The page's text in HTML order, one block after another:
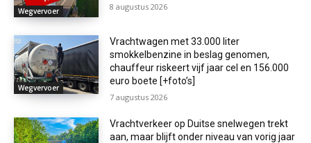
Wegvervoer 8 augustus 2026
Wegvervoer
Vrachtwagen met 33.000 liter
smokkelbenzine in beslag genomen,
chauffeur riskeert vijf jaar cel en 156.000
euro boete [+foto’s]
7 augustus 2026
Vrachtverkeer op Duitse snelwegen trekt
aan, maar blijft onder niveau van vorig jaar